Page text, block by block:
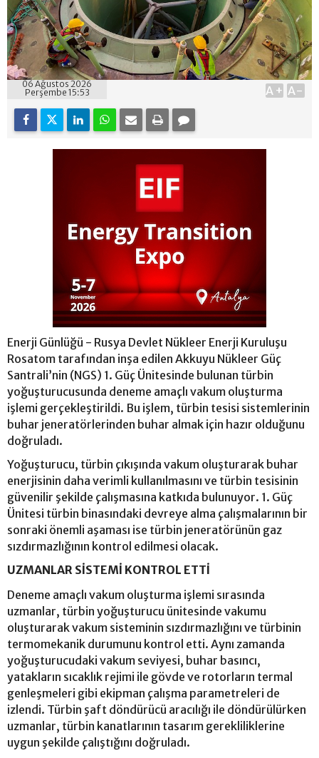
06 Ağustos 2026
Perşembe 15:53
A+ A-
Enerji Günlüğü - Rusya Devlet Nükleer Enerji Kuruluşu
Rosatom tarafından inşa edilen Akkuyu Nükleer Güç
Santrali’nin (NGS) 1. Güç Ünitesinde bulunan türbin
yoğuşturucusunda deneme amaçlı vakum oluşturma
işlemi gerçekleştirildi. Bu işlem, türbin tesisi sistemlerinin
buhar jeneratörlerinden buhar almak için hazır olduğunu
doğruladı.
Yoğuşturucu, türbin çıkışında vakum oluşturarak buhar
enerjisinin daha verimli kullanılmasını ve türbin tesisinin
güvenilir şekilde çalışmasına katkıda bulunuyor. 1. Güç
Ünitesi türbin binasındaki devreye alma çalışmalarının bir
sonraki önemli aşaması ise türbin jeneratörünün gaz
sızdırmazlığının kontrol edilmesi olacak.
UZMANLAR SİSTEMİ KONTROL ETTİ
Deneme amaçlı vakum oluşturma işlemi sırasında
uzmanlar, türbin yoğuşturucu ünitesinde vakumu
oluşturarak vakum sisteminin sızdırmazlığını ve türbinin
termomekanik durumunu kontrol etti. Aynı zamanda
yoğuşturucudaki vakum seviyesi, buhar basıncı,
yatakların sıcaklık rejimi ile gövde ve rotorların termal
genleşmeleri gibi ekipman çalışma parametreleri de
izlendi. Türbin şaft döndürücü aracılığı ile döndürülürken
uzmanlar, türbin kanatlarının tasarım gerekliliklerine
uygun şekilde çalıştığını doğruladı.